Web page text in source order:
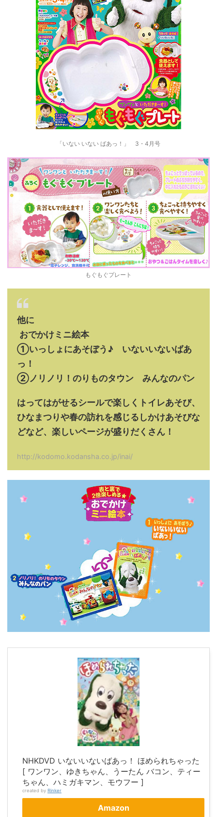
「いない いない ばあっ！」 3・4月号
もぐもぐプレート
他に
おでかけミニ絵本
①いっしょにあそぼう♪ いないいないばあ
っ！
②ノリノリ！のりものタウン みんなのパン
はってはがせるシールで楽しくトイレあそび、
ひなまつりや春の訪れを感じるしかけあそびな
どなど、楽しいページが盛りだくさん！
http://kodomo.kodansha.co.jp/inai/
NHKDVD いないいないばあっ！ ほめられちゃった
[ ワンワン、ゆきちゃん、うーたん バコン、ティー
ちゃん、ハミガキマン、モウフー ]
created by Rinker
Amazon